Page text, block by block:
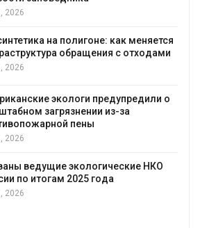
Дождевая вода с крыш может помочь
Авг 7, 2026
Минприроды потребовало ускорить
уборку контейнерных площадок
Авг 7, 2026
Панамский канал вновь ограничивает
воды
Авг 6, 2026